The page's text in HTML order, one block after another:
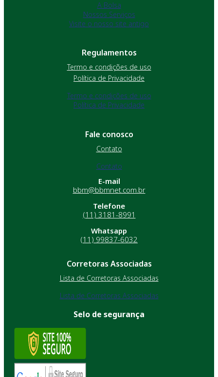
A Bolsa
Nossos Serviços
Visite o nosso site antigo
Regulamentos
Termo e condições de uso
Política de Privacidade
Termo e condições de uso
Política de Privacidade
Fale conosco
Contato
Contato
E-mail
bbm@bbmnet.com.br
Telefone
(11) 3181-8991
Whatsapp
(11) 99837-6032
Corretoras Associadas
Lista de Corretoras Associadas
Lista de Corretoras Associadas
Selo de segurança